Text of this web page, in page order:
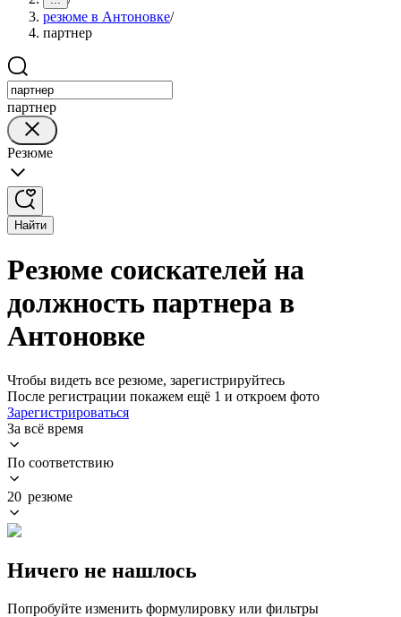
резюме в Антоновке/
партнер
партнер
Резюме
Найти
Резюме соискателей на
должность партнера в
Антоновке
Чтобы видеть все резюме, зарегистрируйтесь
После регистрации покажем ещё 1 и откроем фото
Зарегистрироваться
За всё время
По соответствию
20 резюме
Ничего не нашлось
Попробуйте изменить формулировку или фильтры